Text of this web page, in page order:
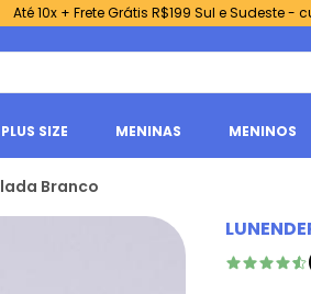
Até 10x + Frete Grátis R$199 Sul e Sudeste -
PLUS SIZE MENINAS MENINOS
Branco